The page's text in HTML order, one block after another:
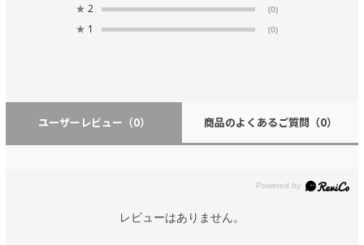
★ 2 (0)
★ 1 (0)
ユーザーレビュー （0） 商品のよくあるご質問 （0）
レビューはありません。